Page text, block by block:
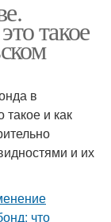
такое
в
такое и как
и их